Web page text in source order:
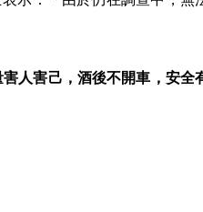
人害己，酒後不開車，安全